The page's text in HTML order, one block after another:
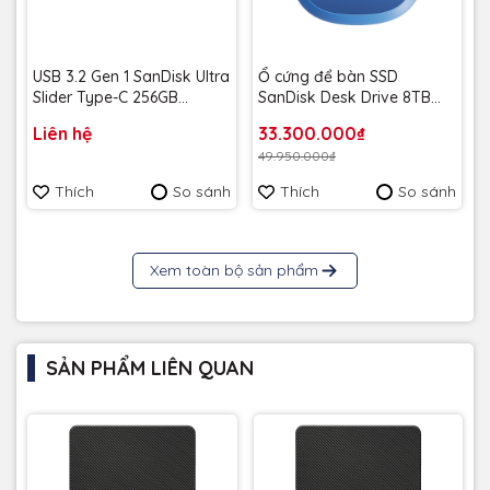
Thông số
Seagate Expansion External Drive
Dòng sản
Seagate Expansion External Drive
Loại ổ cứng External HDD
Chuẩn kết
USB 3.0
USB 3.2 Gen 1 SanDisk Ultra
Slider Type-C 256GB
G46 - Bảo hành 5 năm
Liên hệ
Thích So sánh
Ổ cứng để bàn SSD
SanDisk Desk Drive 8TB
SDSSDT40C-8T00-A25 -
Bảo Hành 3 năm
33.300.000₫
49.950.000₫
Thích So sánh
Xem toàn bộ sản phẩm
SẢN PHẨM LIÊN QUAN